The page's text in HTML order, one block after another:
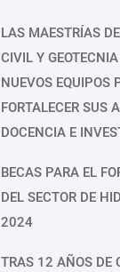
LAS MAESTRÍAS
CIVIL Y
NUEVOS EQUIPOS
FORTALECER SUS
DOCENCIA E
BECAS PARA EL
DEL SECTOR DE
2024
TRAS 12 AÑOS DE